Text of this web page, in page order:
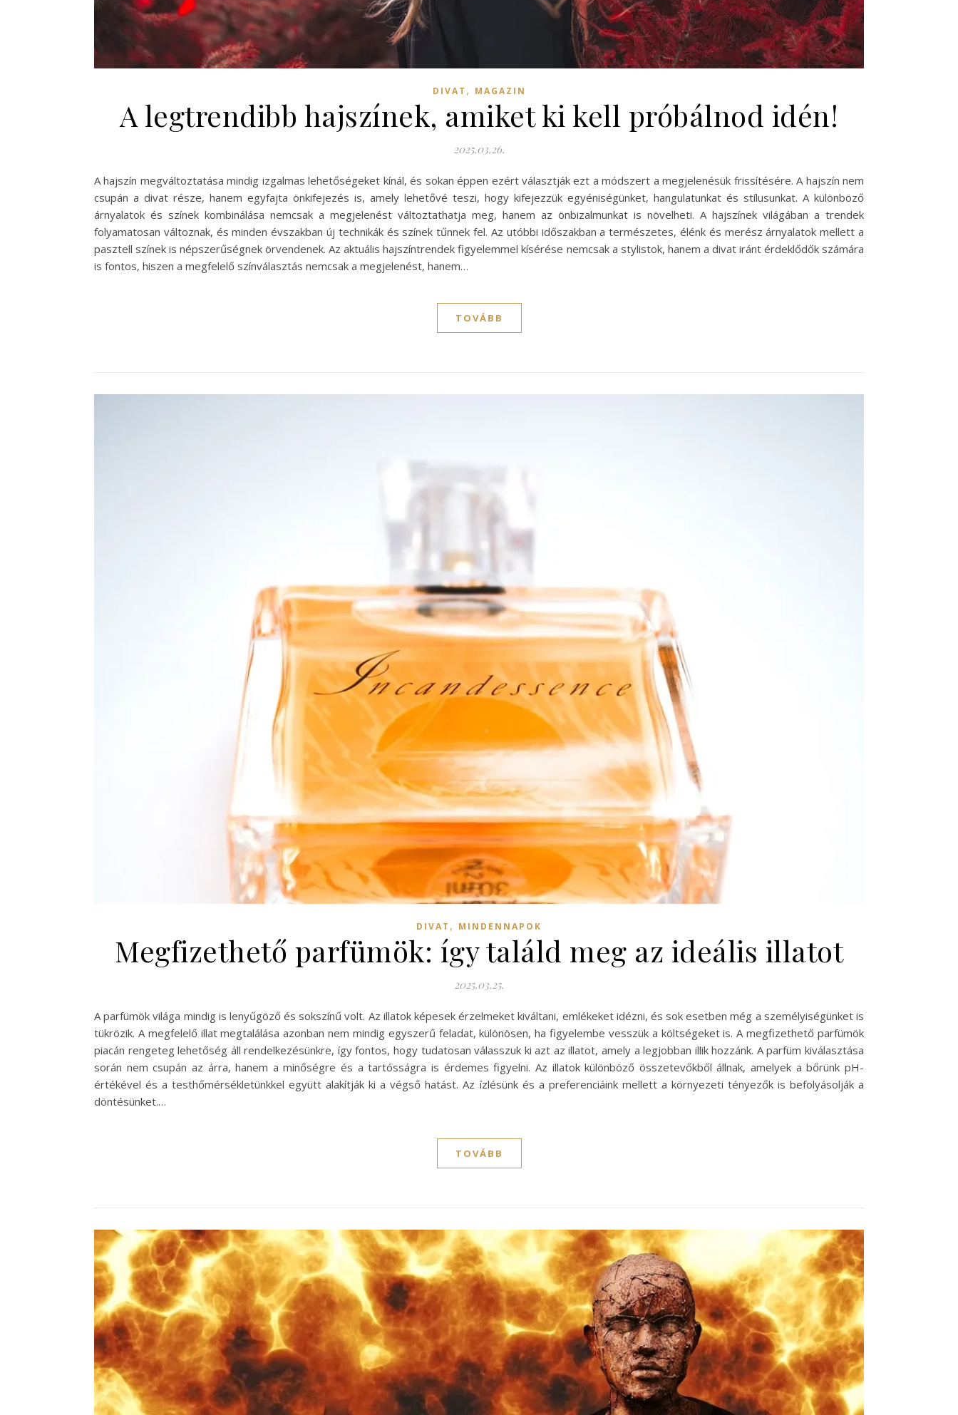
DIVAT , MAGAZIN
A legtrendibb hajszínek, amiket ki kell próbálnod idén!
2025.03.26.
A hajszín megváltoztatása mindig izgalmas lehetőségeket kínál, és sokan éppen ezért választják ezt a módszert a megjelenésük frissítésére. A hajszín nem
csupán a divat része, hanem egyfajta önkifejezés is, amely lehetővé teszi, hogy kifejezzük egyéniségünket, hangulatunkat és stílusunkat. A különböző
árnyalatok és színek kombinálása nemcsak a megjelenést változtathatja meg, hanem az önbizalmunkat is növelheti. A hajszínek világában a trendek
folyamatosan változnak, és minden évszakban új technikák és színek tűnnek fel. Az utóbbi időszakban a természetes, élénk és merész árnyalatok mellett a
pasztell színek is népszerűségnek örvendenek. Az aktuális hajszíntrendek figyelemmel kísérése nemcsak a stylistok, hanem a divat iránt érdeklődők számára
is fontos, hiszen a megfelelő színválasztás nemcsak a megjelenést, hanem…
TOVÁBB
DIVAT , MINDENNAPOK
Megfizethető parfümök: így találd meg az ideális illatot
2025.03.25.
A parfümök világa mindig is lenyűgöző és sokszínű volt. Az illatok képesek érzelmeket kiváltani, emlékeket idézni, és sok esetben még a személyiségünket is
tükrözik. A megfelelő illat megtalálása azonban nem mindig egyszerű feladat, különösen, ha figyelembe vesszük a költségeket is. A megfizethető parfümök
piacán rengeteg lehetőség áll rendelkezésünkre, így fontos, hogy tudatosan válasszuk ki azt az illatot, amely a legjobban illik hozzánk. A parfüm kiválasztása
során nem csupán az árra, hanem a minőségre és a tartósságra is érdemes figyelni. Az illatok különböző összetevőkből állnak, amelyek a bőrünk pH-
értékével és a testhőmérsékletünkkel együtt alakítják ki a végső hatást. Az ízlésünk és a preferenciáink mellett a környezeti tényezők is befolyásolják a
döntésünket.…
TOVÁBB